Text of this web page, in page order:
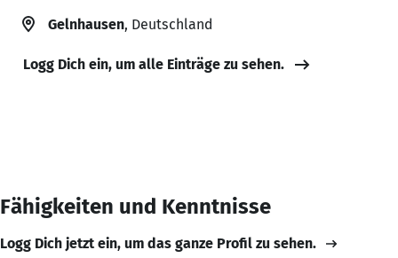
Gelnhausen, Deutschland
Logg Dich ein, um alle Einträge zu sehen.
Fähigkeiten und Kenntnisse
Logg Dich jetzt ein, um das ganze Profil zu sehen.